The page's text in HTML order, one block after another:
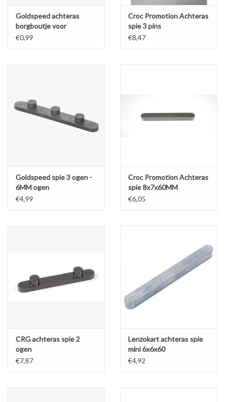
Goldspeed achteras
borgboutje voor
40/50MM lagers M8x1
€0,99
Croc Promotion Achteras
spie 3 pins
€8,47
Goldspeed spie 3 ogen -
6MM ogen
€4,99
Croc Promotion Achteras
spie 8x7x60MM
€6,05
CRG achteras spie 2
ogen
€7,87
Lenzokart achteras spie
mini 6x6x60
€4,92